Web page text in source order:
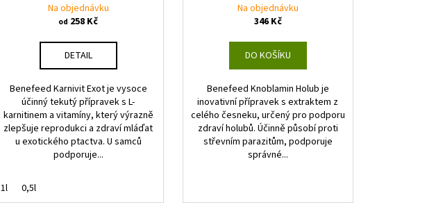
Na objednávku
od 258 Kč
DETAIL
Benefeed Karnivit Exot je vysoce
účinný tekutý přípravek s L-
karnitinem a vitamíny, který výrazně
zlepšuje reprodukci a zdraví mláďat
u exotického ptactva. U samců
podporuje...
1l 0,5l
Na objednávku
346 Kč
DO KOŠÍKU
Benefeed Knoblamin Holub je
inovativní přípravek s extraktem z
celého česneku, určený pro podporu
zdraví holubů. Účinně působí proti
střevním parazitům, podporuje
správné...